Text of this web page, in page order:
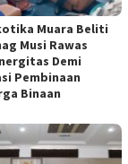
Muara Beliti
Musi Rawas
Demi
Pembinaan
Binaan